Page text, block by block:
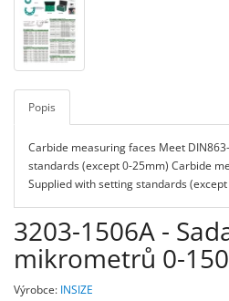
Popis
Carbide measuring faces Meet
standards (except 0-25mm) Carbide
Supplied with setting standards
3203-1506A -
mikrometrů 0-
Výrobce: INSIZE